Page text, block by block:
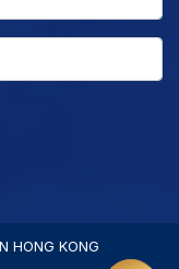
HONG KONG